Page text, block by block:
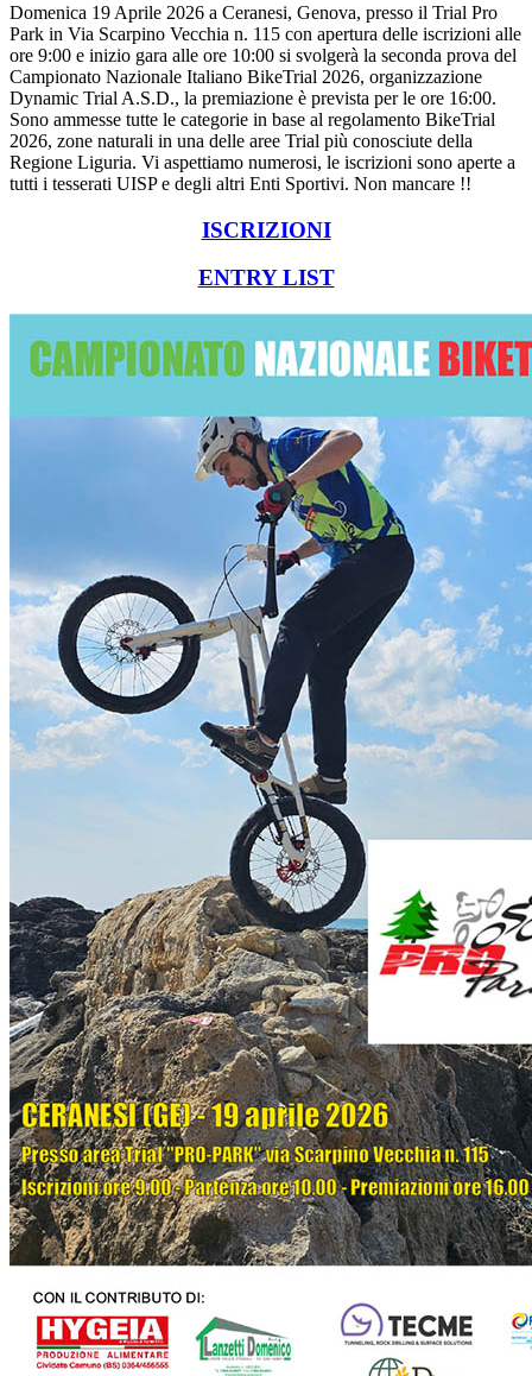
Domenica 19 Aprile 2026 a Ceranesi, Genova, presso il Trial Pro
Park in Via Scarpino Vecchia n. 115 con apertura delle iscrizioni alle
ore 9:00 e inizio gara alle ore 10:00 si svolgerà la seconda prova del
Campionato Nazionale Italiano BikeTrial 2026, organizzazione
Dynamic Trial A.S.D., la premiazione è prevista per le ore 16:00.
Sono ammesse tutte le categorie in base al regolamento BikeTrial
2026, zone naturali in una delle aree Trial più conosciute della
Regione Liguria. Vi aspettiamo numerosi, le iscrizioni sono aperte a
tutti i tesserati UISP e degli altri Enti Sportivi. Non mancare !!
ISCRIZIONI
ENTRY LIST